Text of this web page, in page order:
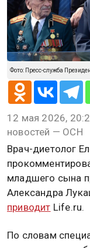
Фото: Пресс-служба
12 мая 2026,
новостей — ОСН
Врач-диетолог
младшего сына
Александра
приводит Life.ru.
По словам